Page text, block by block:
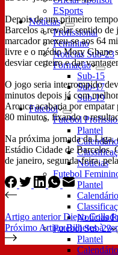
ESports
Notícias
Profissional
Feminino
Notícias Sub-23
Formação
Sub-15
Sub-17
Sub-19
Futebol
Futebol
Plantel
Calendário
Notícias
Futebol
Plantel
Calendário
Notícias
Futebol Sub 23
Plantel
Depois de um primeiro
Barcelos a revelar sentido de
marcador mexeu-se aos 64
livre e o médio Mory Gbane
desviar certeiro e dar
O jogo seria interrompido
minutos depois já com
Arouca acabaria por
80 minutos, fixando o
Na próxima jornada da
Estádio Cidade de Barcelos.
de janeiro, segunda-feira,
Artigo anteriorDiego
Próximo Artigo Bilhetes à